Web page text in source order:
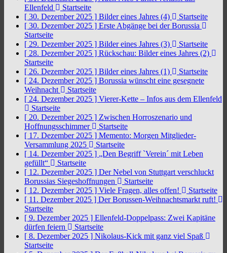
Ellenfeld
Startseite
[ 30. Dezember 2025 ] Bilder eines Jahres (4)
Startseite
[ 30. Dezember 2025 ] Erste Abgänge bei der Borussia
Startseite
[ 29. Dezember 2025 ] Bilder eines Jahres (3)
Startseite
[ 28. Dezember 2025 ] Rückschau: Bilder eines Jahres (2)
Startseite
[ 26. Dezember 2025 ] Bilder eines Jahres (1)
Startseite
[ 24. Dezember 2025 ] Borussia wünscht eine gesegnete
Weihnacht
Startseite
[ 24. Dezember 2025 ] Vierer-Kette – Infos aus dem Ellenfeld
Startseite
[ 20. Dezember 2025 ] Zwischen Horroszenario und
Hoffnungsschimmer
Startseite
[ 17. Dezember 2025 ] Memento: Morgen Mitglieder-
Versammlung 2025
Startseite
[ 14. Dezember 2025 ] „Den Begriff `Verein´ mit Leben
gefüllt“
Startseite
[ 12. Dezember 2025 ] Der Nebel von Stuttgart verschluckt
Borussias Siegeshoffnungen
Startseite
[ 12. Dezember 2025 ] Viele Fragen, alles offen!
Startseite
[ 11. Dezember 2025 ] Der Borussen-Weihnachtsmarkt ruft!
Startseite
[ 9. Dezember 2025 ] Ellenfeld-Doppelpass: Zwei Kapitäne
dürfen feiern
Startseite
[ 8. Dezember 2025 ] Nikolaus-Kick mit ganz viel Spaß
Startseite